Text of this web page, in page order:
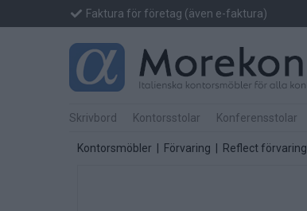
Faktura för företag (även e-faktura)
Skrivbord Kontorsstolar Konferensstolar
Kontorsmöbler Förvaring Reflect förvaring